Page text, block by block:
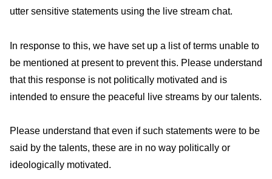
utter sensitive statements using the live stream chat.
In response to this, we have set up a list of terms unable to
be mentioned at present to prevent this. Please understand
that this response is not politically motivated and is
intended to ensure the peaceful live streams by our talents.
Please understand that even if such statements were to be
said by the talents, these are in no way politically or
ideologically motivated.